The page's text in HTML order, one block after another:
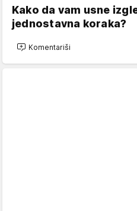
Kako da vam usne
jednostavna koraka?
Komentariši